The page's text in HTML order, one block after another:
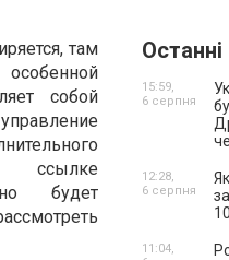
там
собой
ссылке
будет
15:59,
6 серпня
12:28,
6 серпня
11:04,